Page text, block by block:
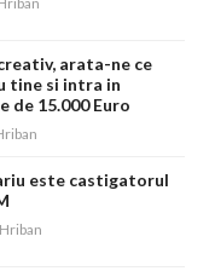
arata-ne ce
tine si intra in
de 15.000 Euro
este castigatorul